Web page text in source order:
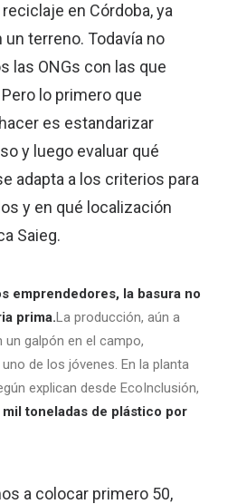
en Córdoba, ya
terreno. Todavía no
las ONGs con las que
lo primero que
es estandarizar
y luego evaluar qué
adapta a los criterios para
y en qué localización
Saieg.
emprendedores, la basura no
prima.La producción, aún a
un galpón en el campo,
de los jóvenes. En la planta
explican desde EcoInclusión,
toneladas de plástico por
a colocar primero 50,